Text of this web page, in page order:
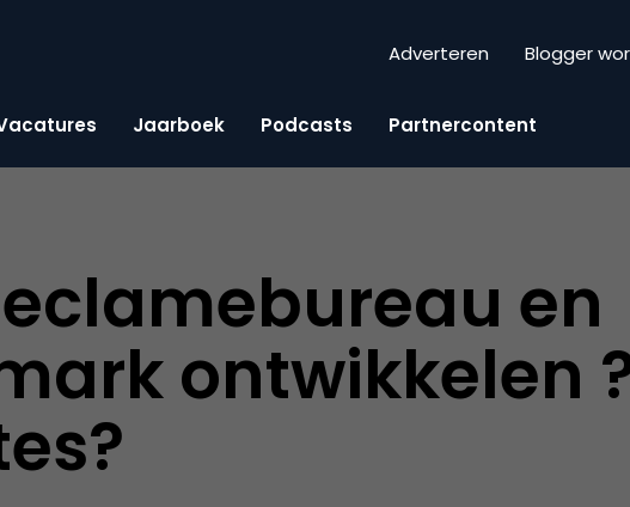
Adverteren Blogger
Jaarboek Podcasts Partnercontent
en
ontwikkelen